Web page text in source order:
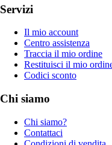
Servizi
Il mio account
Centro assistenza
Traccia il mio ordine
Restituisci il mio
Codici sconto
Chi siamo
Chi siamo?
Contattaci